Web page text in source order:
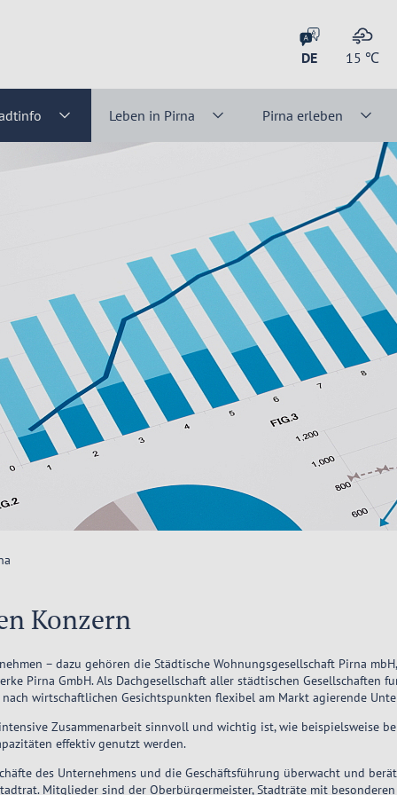
DE 15 ℃
Leben in Pirna Pirna erleben
Konzern
– dazu gehören die Städtische Wohnungsgesellschaft Pirna
Pirna GmbH. Als Dachgesellschaft aller städtischen Gesellschaften
wirtschaftlichen Gesichtspunkten flexibel am Markt agierende
Zusammenarbeit sinnvoll und wichtig ist, wie beispielsweise
effektiv genutzt werden.
des Unternehmens und die Geschäftsführung überwacht und
Mitglieder sind der Oberbürgermeister, Stadträte mit